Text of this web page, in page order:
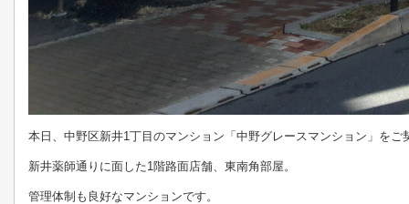
本日、中野区新井1丁目のマンション「中野グレースマンション」をご
新井薬師通りに面した1階路面店舗、東南角部屋。
管理体制も良好なマンションです。